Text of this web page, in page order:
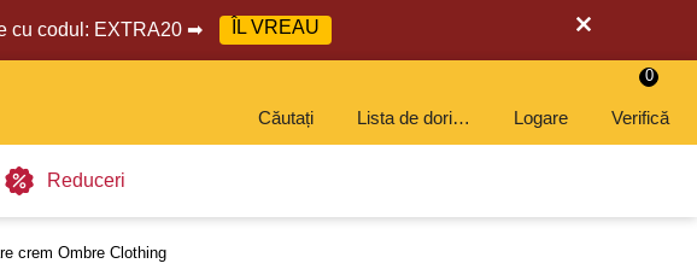
cu codul: EXTRA20 ➡ ÎL VREAU
Reduceri
Căutați Lista de dorințe Logare Verifică
0
crem Ombre Clothing